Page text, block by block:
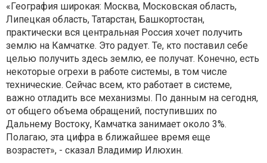
«География широкая: Москва, Московская область,
Липецкая область, Татарстан, Башкортостан,
практически вся центральная Россия хочет получить
землю на Камчатке. Это радует. Те, кто поставил себе
целью получить здесь землю, ее получат. Конечно, есть
некоторые огрехи в работе системы, в том числе
технические. Сейчас всем, кто работает в системе,
важно отладить все механизмы. По данным на сегодня,
от общего объема обращений, поступивших по
Дальнему Востоку, Камчатка занимает около 3%.
Полагаю, эта цифра в ближайшее время еще
возрастет», - сказал Владимир Илюхин.